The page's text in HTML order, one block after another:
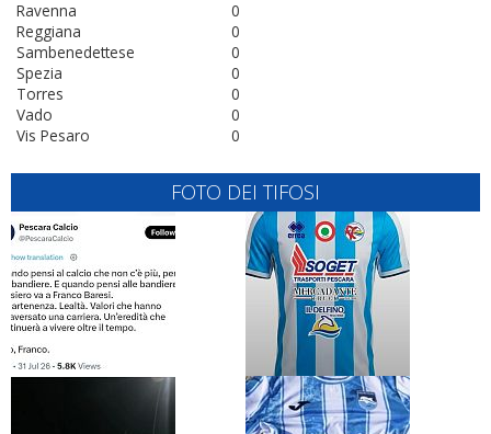
0
Ravenna
0
Reggiana
0
Sambenedettese
0
Spezia
0
Torres
0
Vado
0
Vis Pesaro
FOTO DEI TIFOSI